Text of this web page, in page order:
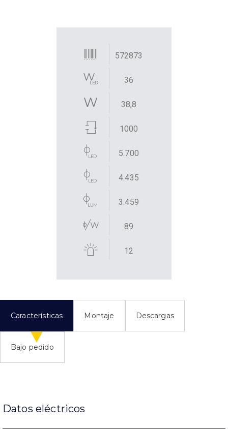
572873
36
38,8
1000
5.700
4.435
3.459
89
12
Características Montaje Descargas
Bajo pedido
Datos eléctricos